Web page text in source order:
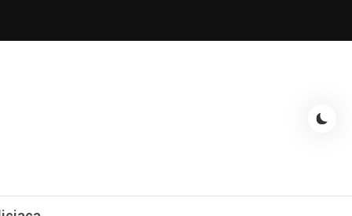
entrevistas con famosos, showbizz, podcast, chismes y